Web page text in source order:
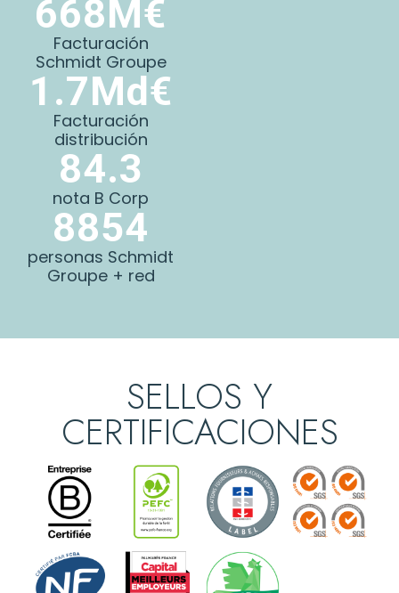
668M€
Facturación
Schmidt Groupe
1.7Md€
Facturación
distribución
84.3
nota B Corp
8854
personas Schmidt
Groupe + red
SELLOS Y
CERTIFICACIONES